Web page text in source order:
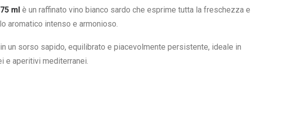
ml è un raffinato vino bianco sardo che esprime tutta la freschezza e
aromatico intenso e armonioso.
un sorso sapido, equilibrato e piacevolmente persistente, ideale in
e aperitivi mediterranei.